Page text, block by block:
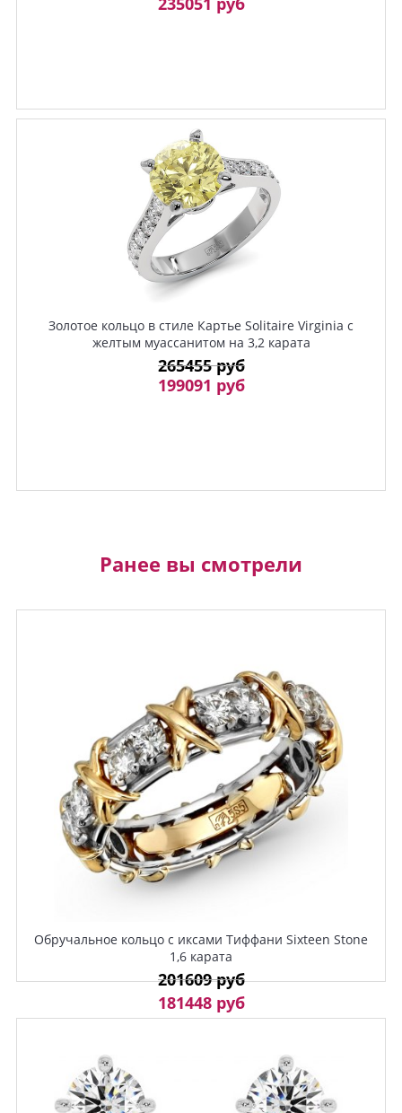
Золотое кольцо в стиле Картье Solitaire Virginia с
желтым муассанитом на 3,2 карата
265455 руб
199091 руб
Ранее вы смотрели
Обручальное кольцо с иксами Тиффани Sixteen Stone
1,6 карата
201609 руб
181448 руб